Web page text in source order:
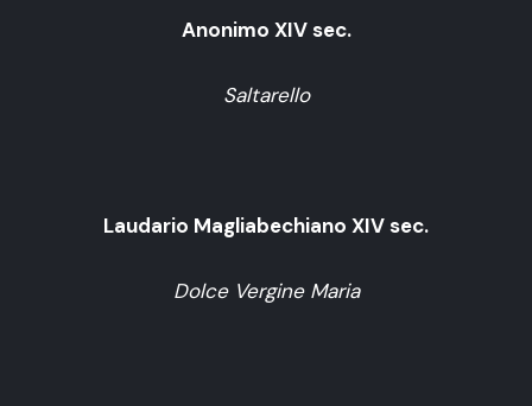
Anonimo XIV sec.
Saltarello
Laudario Magliabechiano XIV sec.
Dolce Vergine Maria